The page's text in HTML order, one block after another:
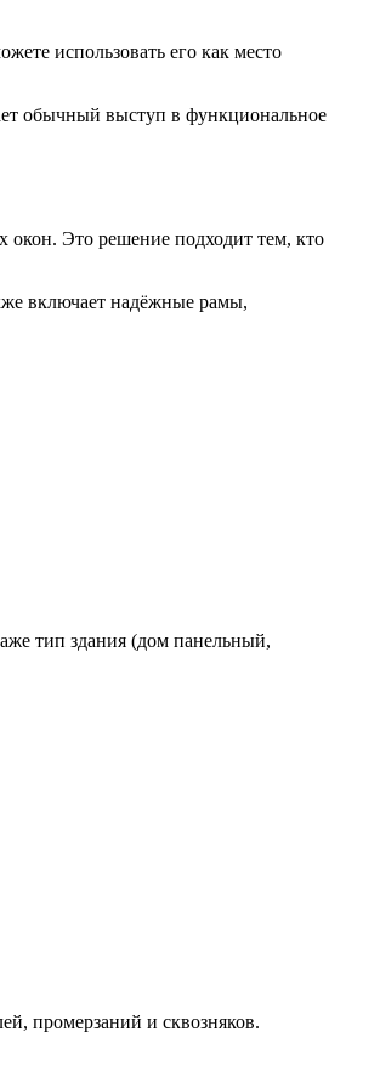
использовать его как место
обычный выступ в функциональное
окон. Это решение подходит тем, кто
включает надёжные рамы,
тип здания (дом панельный,
промерзаний и сквозняков.